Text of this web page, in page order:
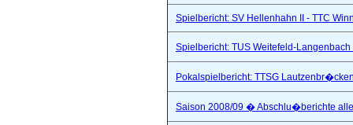
Spielbericht: SV Hellenhahn II - TTC
Spielbericht: TUS Weitefeld-
Pokalspielbericht: TTSG
Saison 2008/09 � Abschlu�berichte